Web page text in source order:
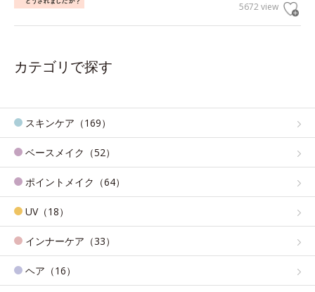
5672 view
カテゴリで探す
スキンケア（169）
ベースメイク（52）
ポイントメイク（64）
UV（18）
インナーケア（33）
ヘア（16）